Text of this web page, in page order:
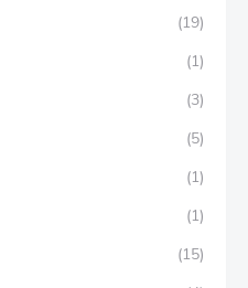
(19)
(1)
(3)
(5)
(1)
(1)
(15)